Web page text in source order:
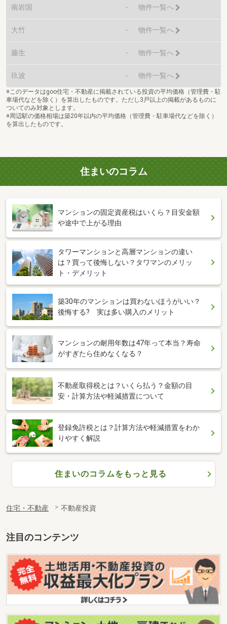
南岩国 - 物件一覧へ
大竹 - 物件一覧へ
藤生 - 物件一覧へ
玖波 - 物件一覧へ
※このデータはgoo住宅・不動産に掲載されている投資の平均価格（管理費・駐
車場代などを除く）を算出したものです。ただし3戸以上の掲載があるものに
ついてのみ対象とします。
※周辺駅の価格相場は築20年以内の平均価格（管理費・駐車場代などを除く）
を算出したものです。
住まいのコラム
マンションの固定資産税はいくら？目安金額
や途中で上がる理由
タワーマンションと高層マンションの違い
は？買って後悔しない？タワマンのメリッ
ト・デメリット
築30年のマンションは買わないほうがいい？
後悔する? 実は多い購入のメリット
マンションの耐用年数は47年って本当？寿命
がすぎたら住めなくなる？
不動産取得税とは？いくら払う？金額の目
安・計算方法や軽減措置について
登録免許税とは？計算方法や軽減措置をわか
りやすく解説
住まいのコラムをもっと見る
住宅・不動産 不動産投資
注目のコンテンツ